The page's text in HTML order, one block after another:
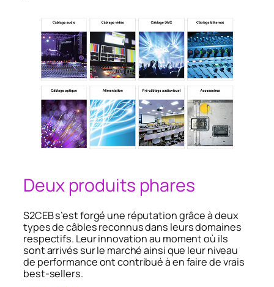
Deux produits phares
S2CEB s’est forgé une réputation grâce à deux
types de câbles reconnus dans leurs domaines
respectifs. Leur innovation au moment où ils
sont arrivés sur le marché ainsi que leur niveau
de performance ont contribué à en faire de vrais
best-sellers.